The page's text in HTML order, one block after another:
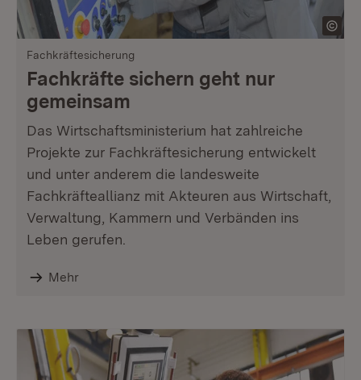
Fachkräftesicherung
Fachkräfte sichern geht nur
gemeinsam
Das Wirtschaftsministerium hat zahlreiche
Projekte zur Fachkräftesicherung entwickelt
und unter anderem die landesweite
Fachkräfteallianz mit Akteuren aus Wirtschaft,
Verwaltung, Kammern und Verbänden ins
Leben gerufen.
Mehr